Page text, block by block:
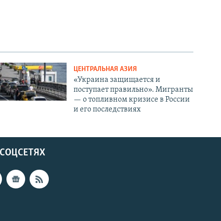
ЦЕНТРАЛЬНАЯ АЗИЯ
«Украина защищается и
поступает правильно». Мигранты
— о топливном кризисе в России
и его последствиях